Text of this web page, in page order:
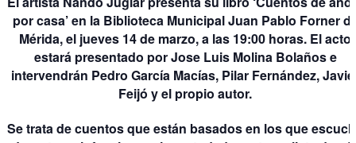
por casa’ en la Biblioteca Municipal Juan Pablo Forner
Mérida, el jueves 14 de marzo, a las 19:00 horas. El acto
estará presentado por Jose Luis Molina Bolaños e
intervendrán Pedro García Macías, Pilar Fernández,
Feijó y el propio autor.
Se trata de cuentos que están basados en los que